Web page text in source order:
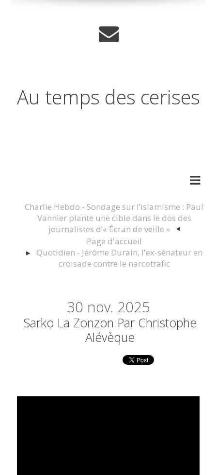
Au temps des cerises
Charlie Hebdo - Sondage sur l’islamisme : Paul
Vannier plante une cible dans le dos des
journalistes d’« Écran de veille »
Page d'accueil
Quotidien - Jérôme Durain, l'ex-sénateur en
croisade contre le narcotrafic
30 nov. 2025
Sarko La Zonzon Par Christophe
Alévèque